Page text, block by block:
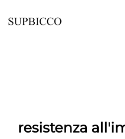
resistenza